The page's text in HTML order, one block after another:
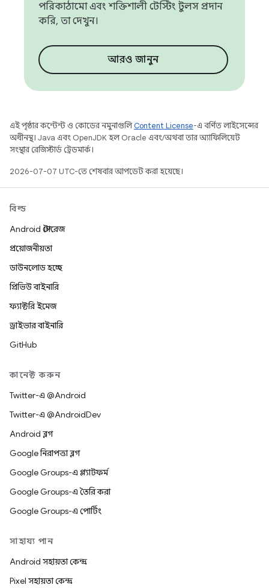
পরিকাঠামো এবং শক্তিশালী টেস্টিং টুলস প্রদান
করি, তা দেখুন।
আরও জানুন
এই পৃষ্ঠার কন্টেন্ট ও কোডের নমুনাগুলিContent License-এ বর্ণিত লাইসেন্সের
অধীনস্থ। Java এবং OpenJDK হল Oracle এবং/অথবা তার অ্যাফিলিয়েট
সংস্থার রেজিস্টার্ড ট্রেডমার্ক।
2026-07-07 UTC-তে শেষবার আপডেট করা হয়েছে।
বিল্ড
Android স্টোরেজ
প্রয়োজনীয়তা
ডাউনলোড হচ্ছে
প্রিভিউ বাইনারি
ফ্যাক্টরি ইমেজ
ড্রাইভার বাইনারি
GitHub
কানেক্ট করুন
Twitter-এ @Android
Twitter-এ @AndroidDev
Android ব্লগ
Google নিরাপত্তা ব্লগ
Google Groups-এ প্ল্যাটফর্ম
Google Groups-এ তৈরি করা
Google Groups-এ পোর্টিং
সাহায্য পান
Android সহায়তা কেন্দ্র
Pixel সহায়তা কেন্দ্র